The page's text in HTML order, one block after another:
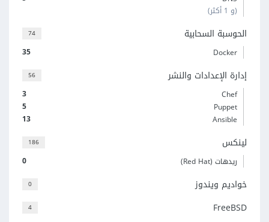
(و 1 أكثر)
74 الحوسبة السحابية
35 Docker
56 إدارة الإعدادات والنشر
3
Chef
5
Puppet
13
Ansible
186 لينكس
0 ريدهات (Red Hat)
0 خواديم ويندوز
4 FreeBSD